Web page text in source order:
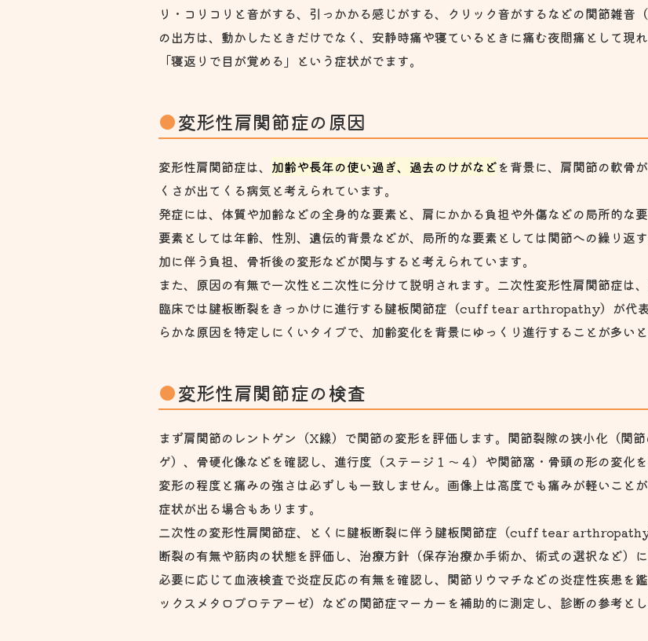
リ・コリコリと音がする、引っかかる感じがする、クリック音がするなどの関節雑音
の出方は、動かしたときだけでなく、安静時痛や寝ているときに痛む夜間痛として現
「寝返りで目が覚める」という症状がでます。
変形性肩関節症の原因
変形性肩関節症は、 加齢や長年の使い過ぎ、過去のけがなどを背景に、肩関節の軟骨
くさが出てくる病気と考えられています。
発症には、体質や加齢などの全身的な要素と、肩にかかる負担や外傷などの局所的な
要素としては年齢、性別、遺伝的背景などが、局所的な要素としては関節への繰り返
加に伴う負担、骨折後の変形などが関与すると考えられています。
また、原因の有無で一次性と二次性に分けて説明されます。二次性変形性肩関節症は
臨床では腱板断裂をきっかけに進行する腱板関節症（cuff tear arthropathy）が代
らかな原因を特定しにくいタイプで、加齢変化を背景にゆっくり進行することが多いと
変形性肩関節症の検査
まず肩関節のレントゲン（X線）で関節の変形を評価します。関節裂隙の狭小化（関
ゲ）、骨硬化像などを確認し、進行度（ステージ１～４）や関節窩・骨頭の形の変化
変形の程度と痛みの強さは必ずしも一致しません。画像上は高度でも痛みが軽いこと
症状が出る場合もあります。
二次性の変形性肩関節症、とくに腱板断裂に伴う腱板関節症（cuff tear
断裂の有無や筋肉の状態を評価し、治療方針（保存治療か手術か、術式の選択など）に
必要に応じて血液検査で炎症反応の有無を確認し、関節リウマチなどの炎症性疾患を
ックスメタロプロテアーゼ）などの関節症マーカーを補助的に測定し、診断の参考とし